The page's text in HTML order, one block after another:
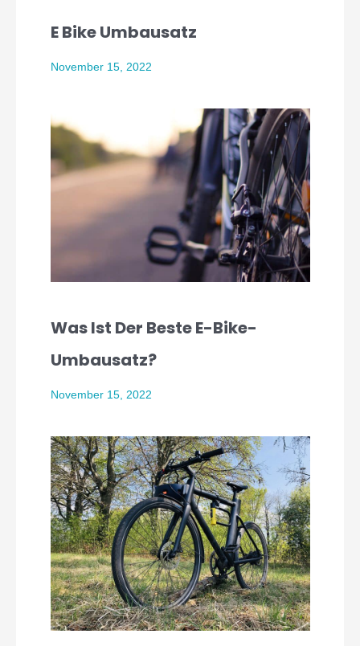
E Bike Umbausatz
November 15, 2022
Was Ist Der Beste E-Bike-
Umbausatz?
November 15, 2022